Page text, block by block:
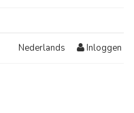
Nederlands Inloggen